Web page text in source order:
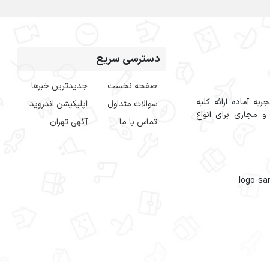
آماده ارائه کلیه
مجازی برای انواع
دسترسی سریع
صفحه نخست
سوالات متداول
تماس با ما
جدیدترین خبرها
اپلیکیشن اندروید
آگهی تهران